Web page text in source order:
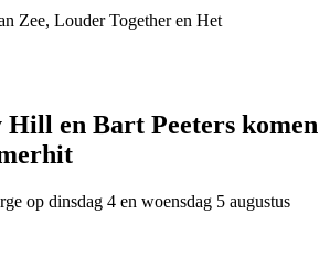
Zee, Louder Together en Het
en Bart Peeters komen
op dinsdag 4 en woensdag 5 augustus